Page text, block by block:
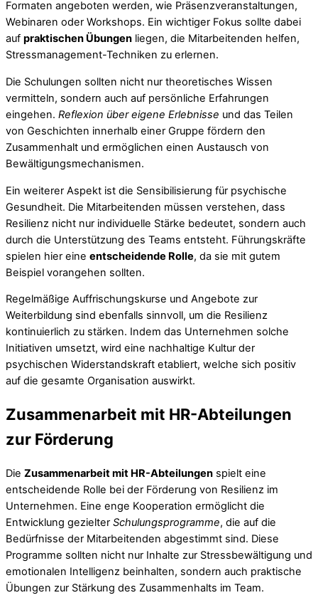
Formaten angeboten werden, wie Präsenzveranstaltungen,
Webinaren oder Workshops. Ein wichtiger Fokus sollte dabei
auf praktischen Übungen liegen, die Mitarbeitenden helfen,
Stressmanagement-Techniken zu erlernen.
Die Schulungen sollten nicht nur theoretisches Wissen
vermitteln, sondern auch auf persönliche Erfahrungen
eingehen. Reflexion über eigene Erlebnisse und das Teilen
von Geschichten innerhalb einer Gruppe fördern den
Zusammenhalt und ermöglichen einen Austausch von
Bewältigungsmechanismen.
Ein weiterer Aspekt ist die Sensibilisierung für psychische
Gesundheit. Die Mitarbeitenden müssen verstehen, dass
Resilienz nicht nur individuelle Stärke bedeutet, sondern auch
durch die Unterstützung des Teams entsteht. Führungskräfte
spielen hier eine entscheidende Rolle, da sie mit gutem
Beispiel vorangehen sollten.
Regelmäßige Auffrischungskurse und Angebote zur
Weiterbildung sind ebenfalls sinnvoll, um die Resilienz
kontinuierlich zu stärken. Indem das Unternehmen solche
Initiativen umsetzt, wird eine nachhaltige Kultur der
psychischen Widerstandskraft etabliert, welche sich positiv
auf die gesamte Organisation auswirkt.
Zusammenarbeit mit HR-Abteilungen
zur Förderung
Die Zusammenarbeit mit HR-Abteilungen spielt eine
entscheidende Rolle bei der Förderung von Resilienz im
Unternehmen. Eine enge Kooperation ermöglicht die
Entwicklung gezielter Schulungsprogramme, die auf die
Bedürfnisse der Mitarbeitenden abgestimmt sind. Diese
Programme sollten nicht nur Inhalte zur Stressbewältigung und
emotionalen Intelligenz beinhalten, sondern auch praktische
Übungen zur Stärkung des Zusammenhalts im Team.